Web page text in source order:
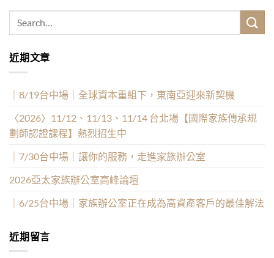
近期文章
｜8/19台中場｜全球資本重組下，東南亞迎來新契機
〈2026〉11/12、11/13、11/14 台北場【國際家族傳承規
劃師認證課程】熱烈招生中
｜7/30台中場｜讓你的服務，走進家族辦公室
2026亞太家族辦公室高峰論壇
｜6/25台中場｜家族辦公室正在成為高資產客戶的最佳解法
近期留言